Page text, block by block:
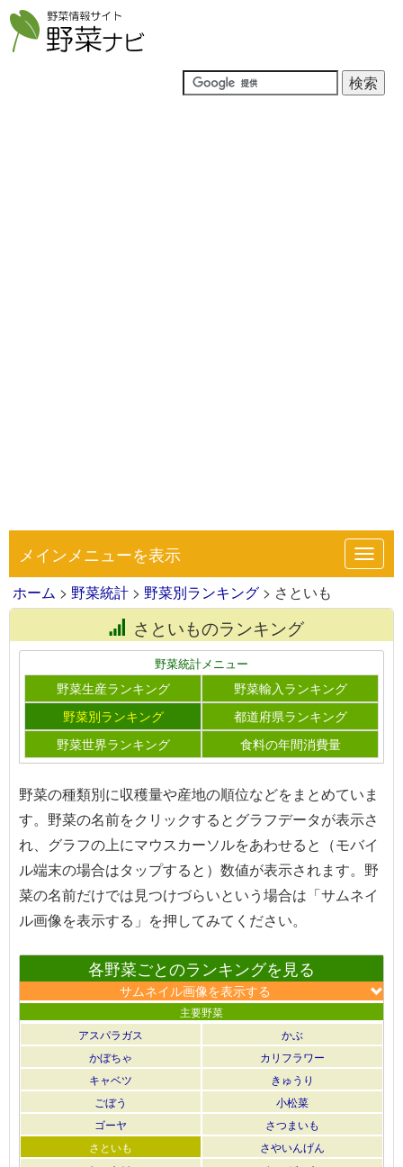
メインメニューを表示
ホーム > 野菜統計 > 野菜別ランキング > さといも
さといものランキング
野菜統計メニュー
野菜生産ランキング
野菜輸入ランキング
野菜別ランキング
都道府県ランキング
野菜世界ランキング
食料の年間消費量
野菜の種類別に収穫量や産地の順位などをまとめていま
す。野菜の名前をクリックするとグラフデータが表示さ
れ、グラフの上にマウスカーソルをあわせると（モバイ
ル端末の場合はタップすると）数値が表示されます。野
菜の名前だけでは見つけづらいという場合は「サムネイ
ル画像を表示する」を押してみてください。
各野菜ごとのランキングを見る
サムネイル画像を表示する
主要野菜
アスパラガス
かぶ
かぼちゃ
カリフラワー
キャベツ
きゅうり
ごぼう
小松菜
ゴーヤ
さつまいも
さといも
さやいんげん